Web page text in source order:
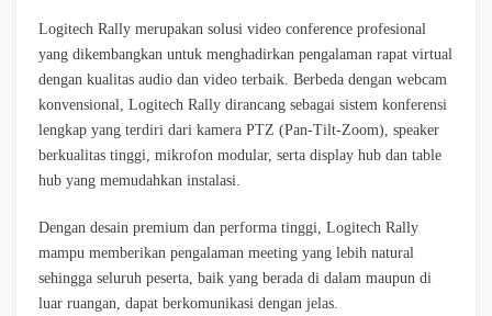
Logitech Rally merupakan solusi video conference profesional
yang dikembangkan untuk menghadirkan pengalaman rapat virtual
dengan kualitas audio dan video terbaik. Berbeda dengan webcam
konvensional, Logitech Rally dirancang sebagai sistem konferensi
lengkap yang terdiri dari kamera PTZ (Pan-Tilt-Zoom), speaker
berkualitas tinggi, mikrofon modular, serta display hub dan table
hub yang memudahkan instalasi.
Dengan desain premium dan performa tinggi, Logitech Rally
mampu memberikan pengalaman meeting yang lebih natural
sehingga seluruh peserta, baik yang berada di dalam maupun di
luar ruangan, dapat berkomunikasi dengan jelas.